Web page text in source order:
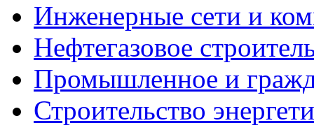
Инженерные сети и
Нефтегазовое
Промышленное и
Строительство